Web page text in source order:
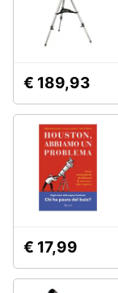
€ 189,93
€ 17,99